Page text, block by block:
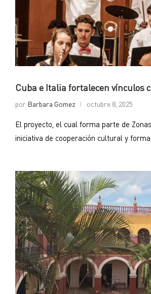
Cuba e Italia fortalecen vínculos
por Barbara Gomez octubre 8, 2025
El proyecto, el cual forma parte de
iniciativa de cooperación cultural y